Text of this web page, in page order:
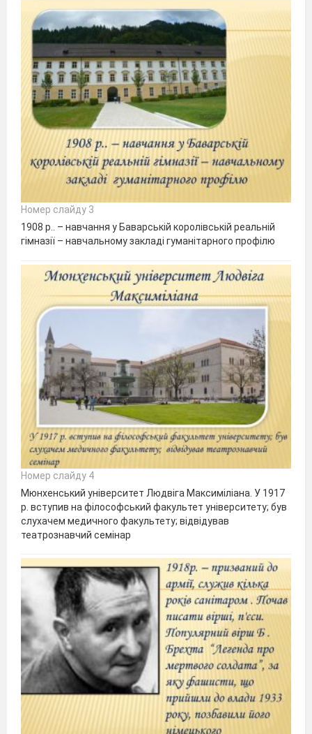
Номер слайду 3
1908 р.. – навчання у Баварській королівській реальній
гімназії – навчальному закладі гуманітарного профілю
Номер слайду 4
Мюнхенський університет Людвіга Максиміліана. У 1917
р. вступив на філософський факультет університету; був
слухачем медичного факультету; відвідував
театрознавчий семінар